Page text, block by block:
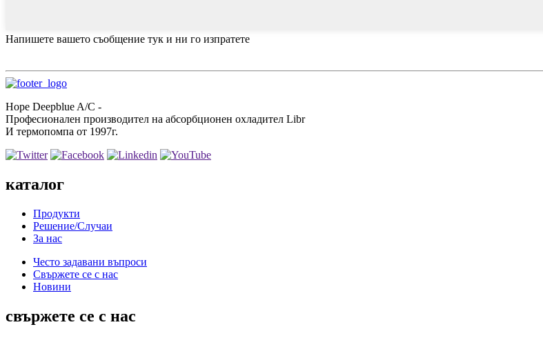
Напишете вашето съобщение тук и ни го изпратете
Hope Deepblue A/C -
Професионален производител на абсорбционен охладител Libr
И термопомпа от 1997г.
каталог
Продукти
Решение/Случаи
За нас
Често задавани въпроси
Свържете се с нас
Новини
свържете се с нас